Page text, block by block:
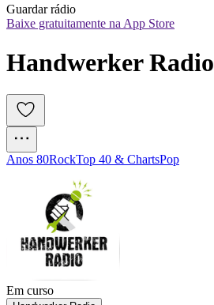
Guardar rádio
Baixe gratuitamente na App Store
Handwerker Radio
Anos 80RockTop 40 & ChartsPop
Em curso